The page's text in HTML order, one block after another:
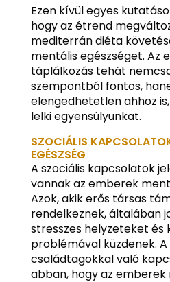
Ezen kívül egyes
hogy az étrend
mediterrán diéta
mentális egészséget. Az
táplálkozás tehát
szempontból fontos,
elengedhetetlen ahhoz
lelki egyensúlyunkat.
SZOCIÁLIS
EGÉSZSÉG
A szociális kapcsolatok
vannak az emberek
Azok, akik erős társas
rendelkeznek, általában
stresszes helyzeteket és
problémával küzdenek.
családtagokkal való
abban, hogy az emberek